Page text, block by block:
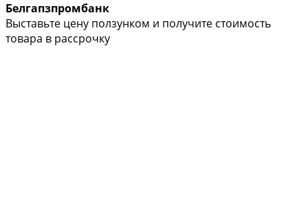
Белгапзпромбанк
Выставьте цену ползунком и получите стоимость
товара в рассрочку